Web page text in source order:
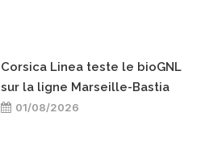
Corsica Linea teste le bioGNL
sur la ligne Marseille-Bastia
01/08/2026